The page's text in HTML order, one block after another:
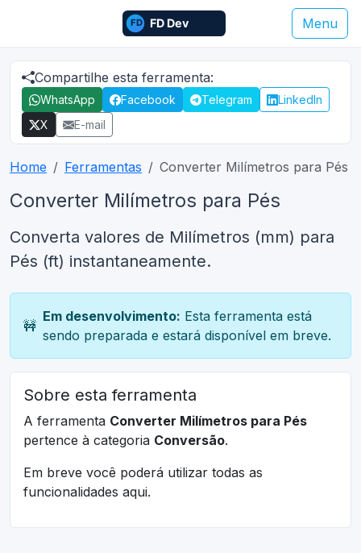
Menu
Compartilhe esta ferramenta:
WhatsApp Facebook Telegram
LinkedIn
X
E-mail
Home Ferramentas Converter Milímetros para Pés
Converter Milímetros para Pés
Converta valores de Milímetros (mm) para
Pés (ft) instantaneamente.
🚧
Em desenvolvimento: Esta ferramenta está
sendo preparada e estará disponível em breve.
Sobre esta ferramenta
A ferramenta Converter Milímetros para Pés
pertence à categoria Conversão.
Em breve você poderá utilizar todas as
funcionalidades aqui.